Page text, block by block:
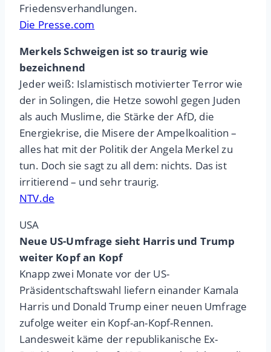
Friedensverhandlungen.
Die Presse.com
Merkels Schweigen ist so traurig wie
bezeichnend
Jeder weiß: Islamistisch motivierter Terror wie
der in Solingen, die Hetze sowohl gegen Juden
als auch Muslime, die Stärke der AfD, die
Energiekrise, die Misere der Ampelkoalition –
alles hat mit der Politik der Angela Merkel zu
tun. Doch sie sagt zu all dem: nichts. Das ist
irritierend – und sehr traurig.
NTV.de
USA
Neue US-Umfrage sieht Harris und Trump
weiter Kopf an Kopf
Knapp zwei Monate vor der US-
Präsidentschaftswahl liefern einander Kamala
Harris und Donald Trump einer neuen Umfrage
zufolge weiter ein Kopf-an-Kopf-Rennen.
Landesweit käme der republikanische Ex-